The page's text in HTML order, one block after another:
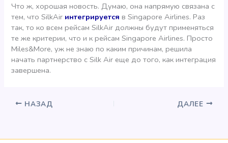
Что ж, хорошая новость. Думаю, она напрямую связана с
тем, что SilkAir интегрируется в Singapore Airlines. Раз
так, то ко всем рейсам SilkAir должны будут применяться
те же критерии, что и к рейсам Singapore Airlines. Просто
Miles&More, уж не знаю по каким причинам, решила
начать партнерство с Silk Air еще до того, как интеграция
завершена.
НАЗАД ДАЛЕЕ